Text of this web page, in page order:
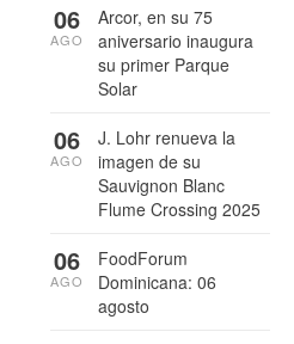
Arcor, en su 75
aniversario inaugura
su primer Parque
Solar
06
AGO
J. Lohr renueva la
imagen de su
Sauvignon Blanc
Flume Crossing 2025
06
AGO
FoodForum
Dominicana: 06
agosto
06
AGO